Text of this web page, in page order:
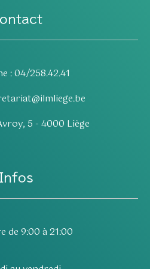
: 04/258.42.41
5 - 4000 Liège
Infos
de 9:00 à 21:00